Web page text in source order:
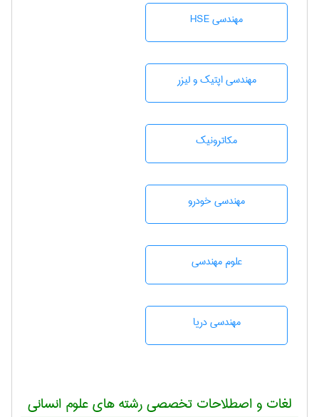
مهندسی HSE
مهندسی اپتیک و لیزر
مکاترونیک
مهندسی خودرو
علوم مهندسی
مهندسی دریا
لغات و اصطلاحات تخصصی رشته های علوم انسانی